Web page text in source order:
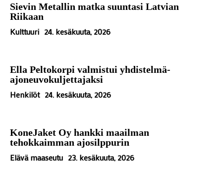
Sievin Metallin matka suuntasi Latvian
Riikaan
Kulttuuri 24. kesäkuuta, 2026
Ella Peltokorpi valmistui yhdistelmä-
ajoneuvokuljettajaksi
Henkilöt 24. kesäkuuta, 2026
KoneJaket Oy hankki maailman
tehokkaimman ajosilppurin
Elävä maaseutu 23. kesäkuuta, 2026